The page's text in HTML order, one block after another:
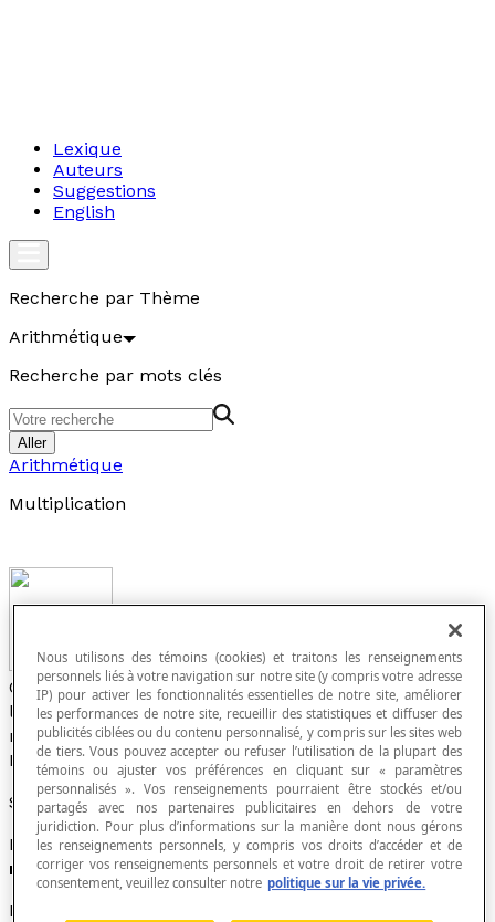
Lexique
Auteurs
Suggestions
English
Recherche par Thème
Arithmétique
Recherche par mots clés
Aller
Arithmétique
Multiplication
Opération qui, à toute paire de nombres appelés
lesfacteursde la multiplication, associe un nouveau
nombre appelé leproduitde ces facteurs.
L'
opération inverse de la multiplication est ladivision
Symbole
Le symbole de la multiplication est « × » qui se lit «
multiplié par».
Propriétés
Nous utilisons des témoins (cookies) et traitons les renseignements
personnels liés à votre navigation sur notre site (y compris votre adresse
IP) pour activer les fonctionnalités essentielles de notre site, améliorer
les performances de notre site, recueillir des statistiques et diffuser des
publicités ciblées ou du contenu personnalisé, y compris sur les sites web
de tiers. Vous pouvez accepter ou refuser l’utilisation de la plupart des
témoins ou ajuster vos préférences en cliquant sur « paramètres
personnalisés ». Vos renseignements pourraient être stockés et/ou
partagés avec nos partenaires publicitaires en dehors de votre
juridiction. Pour plus d’informations sur la manière dont nous gérons
les renseignements personnels, y compris vos droits d’accéder et de
corriger vos renseignements personnels et votre droit de retirer votre
consentement, veuillez consulter notre politique sur la vie privée.